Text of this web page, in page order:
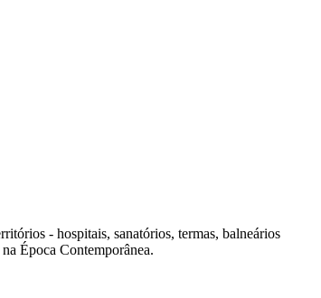
- hospitais, sanatórios, termas, balneários
Época Contemporânea.